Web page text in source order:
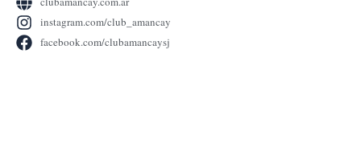
instagram.com/club_amancay
facebook.com/clubamancaysj